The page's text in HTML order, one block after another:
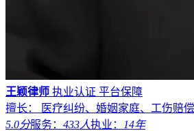
王颖律师 执业认证 平台保障
擅长： 医疗纠纷、婚姻家庭、工伤赔偿
5.0分服务： 433人执业：
14年